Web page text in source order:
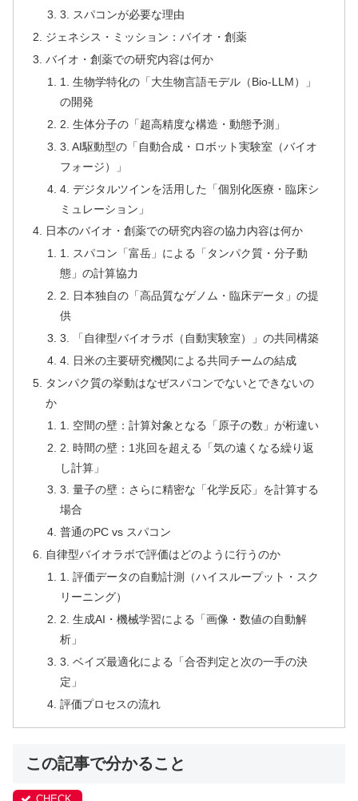
3. スパコンが必要な理由
ジェネシス・ミッション：バイオ・創薬
バイオ・創薬での研究内容は何か
1. 生物学特化の「大生物言語モデル（Bio-LLM）」
の開発
2. 生体分子の「超高精度な構造・動態予測」
3. AI駆動型の「自動合成・ロボット実験室（バイオ
フォージ）」
4. デジタルツインを活用した「個別化医療・臨床シ
ミュレーション」
日本のバイオ・創薬での研究内容の協力内容は何か
1. スパコン「富岳」による「タンパク質・分子動
態」の計算協力
2. 日本独自の「高品質なゲノム・臨床データ」の提
供
3. 「自律型バイオラボ（自動実験室）」の共同構築
4. 日米の主要研究機関による共同チームの結成
タンパク質の挙動はなぜスパコンでないとできないの
か
1. 空間の壁：計算対象となる「原子の数」が桁違い
2. 時間の壁：1兆回を超える「気の遠くなる繰り返
し計算」
3. 量子の壁：さらに精密な「化学反応」を計算する
場合
普通のPC vs スパコン
自律型バイオラボで評価はどのように行うのか
1. 評価データの自動計測（ハイスループット・スク
リーニング）
2. 生成AI・機械学習による「画像・数値の自動解
析」
3. ベイズ最適化による「合否判定と次の一手の決
定」
評価プロセスの流れ
この記事で分かること